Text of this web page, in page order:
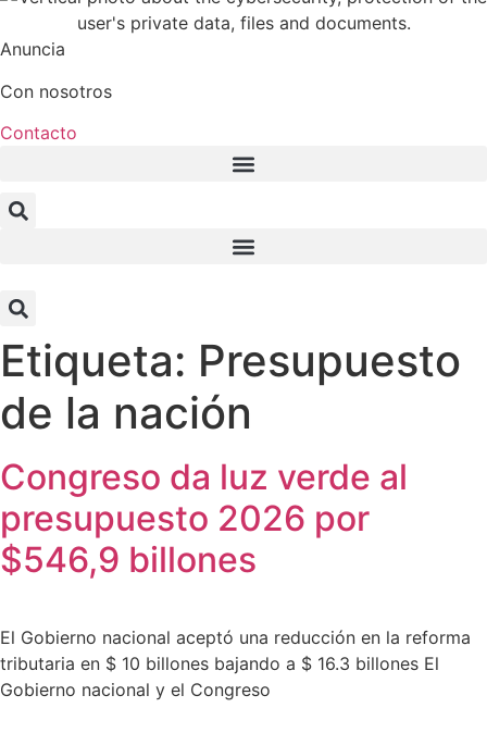
Anuncia
Con nosotros
Contacto
Etiqueta: Presupuesto
de la nación
Congreso da luz verde al
presupuesto 2026 por
$546,9 billones
El Gobierno nacional aceptó una reducción en la reforma
tributaria en $ 10 billones bajando a $ 16.3 billones El
Gobierno nacional y el Congreso